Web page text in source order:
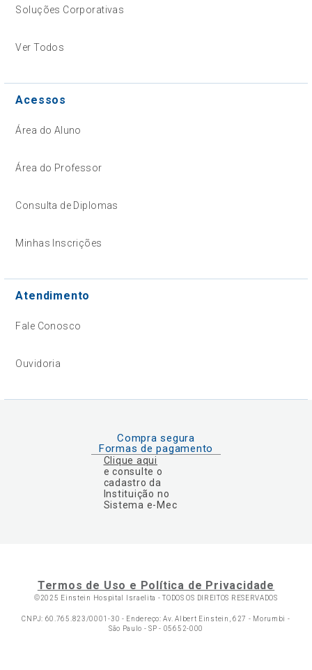
Soluções Corporativas
Ver Todos
Acessos
Área do Aluno
Área do Professor
Consulta de Diplomas
Minhas Inscrições
Atendimento
Fale Conosco
Ouvidoria
Compra segura
Formas de pagamento
Clique aqui
e consulte o
cadastro da
Instituição no
Sistema e-Mec
Termos de Uso e Política de Privacidade
©2025 Einstein Hospital Israelita -TODOS OS DIREITOS RESERVADOS
CNPJ: 60.765.823/0001-30 - Endereço: Av. Albert Einstein, 627 - Morumbi -
São Paulo - SP - 05652-000